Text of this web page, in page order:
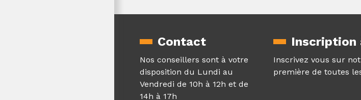
Contact
Nos conseillers sont à votre
disposition du Lundi au
Vendredi de 10h à 12h et de
14h à 17h
Inscription
Inscrivez vous sur
première de toutes